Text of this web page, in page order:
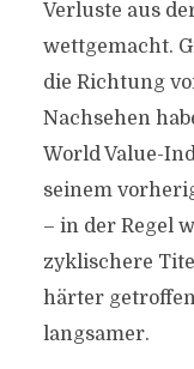
Verluste aus
wettgemacht.
die Richtung
Nachsehen
World Value-
seinem
– in der Regel
zyklischere
härter
langsamer.